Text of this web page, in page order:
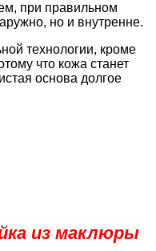
при правильном
но и внутренне.
технологии, кроме
что кожа станет
основа долгое
из маклюры